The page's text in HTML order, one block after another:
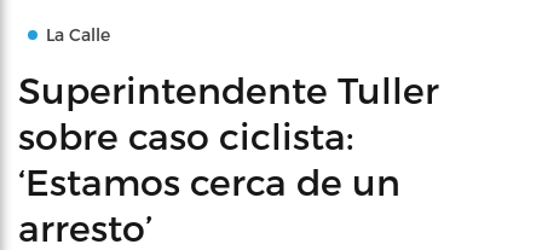
La Calle
Superintendente Tuller
sobre caso ciclista:
‘Estamos cerca de un
arresto’